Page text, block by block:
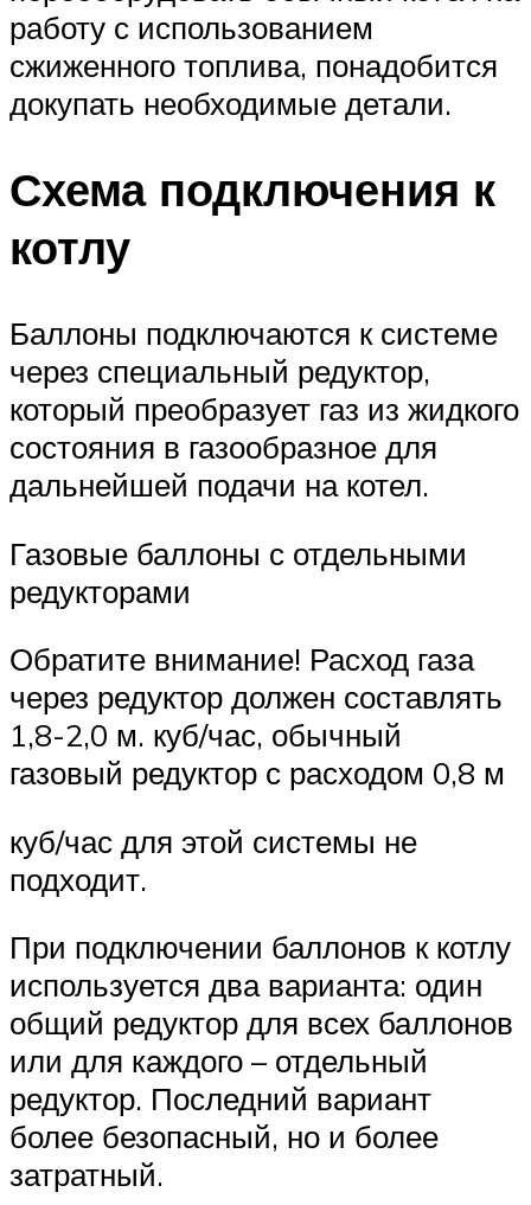
работу с использованием
сжиженного топлива, понадобится
докупать необходимые детали.
Схема подключения к
котлу
Баллоны подключаются к системе
через специальный редуктор,
который преобразует газ из жидкого
состояния в газообразное для
дальнейшей подачи на котел.
Газовые баллоны с отдельными
редукторами
Обратите внимание! Расход газа
через редуктор должен составлять
1,8-2,0 м. куб/час, обычный
газовый редуктор с расходом 0,8 м
куб/час для этой системы не
подходит.
При подключении баллонов к котлу
используется два варианта: один
общий редуктор для всех баллонов
или для каждого – отдельный
редуктор. Последний вариант
более безопасный, но и более
затратный.